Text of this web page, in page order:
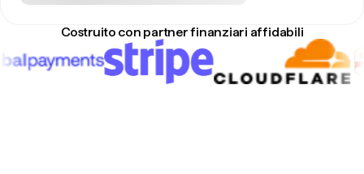
Costruito con partner finanziari affidabili